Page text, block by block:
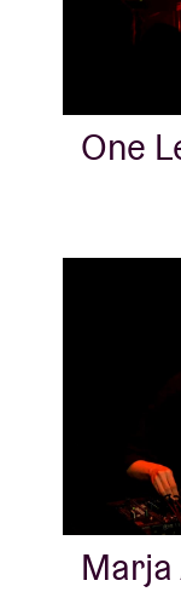
One
Marja